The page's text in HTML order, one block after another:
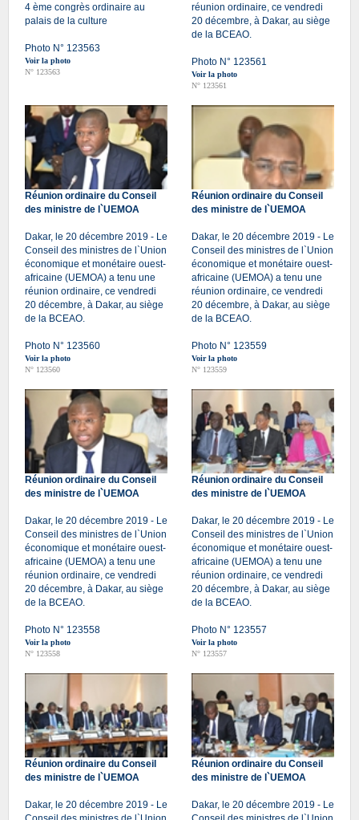
4 ème congrès ordinaire au
palais de la culture
Photo N° 123563
Voir la photo
N° 123563
réunion ordinaire, ce vendredi
20 décembre, à Dakar, au siège
de la BCEAO.
Photo N° 123561
Voir la photo
N° 123561
Réunion ordinaire du Conseil
des ministre de l`UEMOA
Dakar, le 20 décembre 2019 - Le
Conseil des ministres de l`Union
économique et monétaire ouest-
africaine (UEMOA) a tenu une
réunion ordinaire, ce vendredi
20 décembre, à Dakar, au siège
de la BCEAO.
Photo N° 123560
Voir la photo
N° 123560
Réunion ordinaire du Conseil
des ministre de l`UEMOA
Dakar, le 20 décembre 2019 - Le
Conseil des ministres de l`Union
économique et monétaire ouest-
africaine (UEMOA) a tenu une
réunion ordinaire, ce vendredi
20 décembre, à Dakar, au siège
de la BCEAO.
Photo N° 123559
Voir la photo
N° 123559
Réunion ordinaire du Conseil
des ministre de l`UEMOA
Dakar, le 20 décembre 2019 - Le
Conseil des ministres de l`Union
économique et monétaire ouest-
africaine (UEMOA) a tenu une
réunion ordinaire, ce vendredi
20 décembre, à Dakar, au siège
de la BCEAO.
Photo N° 123558
Voir la photo
N° 123558
Réunion ordinaire du Conseil
des ministre de l`UEMOA
Dakar, le 20 décembre 2019 - Le
Conseil des ministres de l`Union
économique et monétaire ouest-
africaine (UEMOA) a tenu une
réunion ordinaire, ce vendredi
20 décembre, à Dakar, au siège
de la BCEAO.
Photo N° 123557
Voir la photo
N° 123557
Réunion ordinaire du Conseil
des ministre de l`UEMOA
Dakar, le 20 décembre 2019 - Le
Réunion ordinaire du Conseil
des ministre de l`UEMOA
Dakar, le 20 décembre 2019 - Le